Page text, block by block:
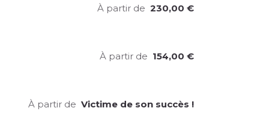
À partir de 230,00 €
À partir de 154,00 €
À partir de Victime de son succès !